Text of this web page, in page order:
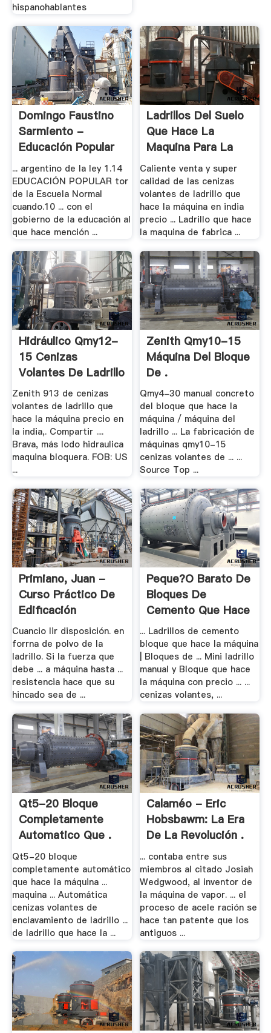
hispanohablantes
Domingo Faustino
Sarmiento -
Educación Popular
... argentino de la ley 1.14
EDUCACIÓN POPULAR tor
de la Escuela Normal
cuando.10 ... con el
gobierno de la educación al
que hace mención ...
Ladrillos Del Suelo
Que Hace La
Maquina Para La
India
Caliente venta y super
calidad de las cenizas
volantes de ladrillo que
hace la máquina en india
precio ... Ladrillo que hace
la maquina de fabrica ...
Hidráulico Qmy12-
15 Cenizas
Volantes De Ladrillo
.
Zenith 913 de cenizas
volantes de ladrillo que
hace la máquina precio en
la india,. Compartir ....
Brava, más lodo hidraulica
maquina bloquera. FOB: US
...
Zenith Qmy10-15
Máquina Del Bloque
De .
Qmy4-30 manual concreto
del bloque que hace la
máquina / máquina del
ladrillo ... La fabricación de
máquinas qmy10-15
cenizas volantes de ... ...
Source Top ...
Primiano, Juan -
Curso Práctico De
Edificación
Cuancio lir disposición. en
forrna de polvo de la
ladrillo. Si la fuerza que
debe ... a máquina hasta ...
resistencia hace que su
hincado sea de ...
Peque?o Barato De
Bloques De
Cemento Que Hace
.
... Ladrillos de cemento
bloque que hace la máquina
| Bloques de ... Mini ladrillo
manual y Bloque que hace
la máquina con precio ... ...
cenizas volantes, ...
Qt5-20 Bloque
Completamente
Automatico Que .
Qt5-20 bloque
completamente automático
que hace la máquina ...
maquina ... Automática
cenizas volantes de
enclavamiento de ladrillo ...
de ladrillo que hace la ...
Calaméo - Eric
Hobsbawm: La Era
De La Revolución .
... contaba entre sus
miembros al citado Josiah
Wedgwood, al inventor de
la máquina de vapor. ... el
proceso de acele­ ración se
hace tan patente que los
antiguos ...